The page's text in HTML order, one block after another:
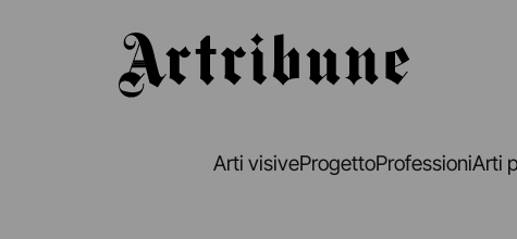
Arti visiveProgettoProfessioniArti